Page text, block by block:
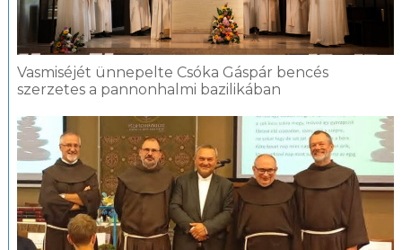
Vasmiséjét ünnepelte Csóka Gáspár bencés
szerzetes a pannonhalmi bazilikában